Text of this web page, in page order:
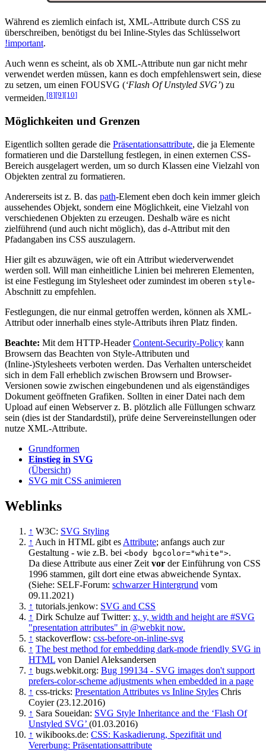
Während es ziemlich einfach ist, XML-Attribute durch CSS zu
überschreiben, benötigst du bei Inline-Styles das Schlüsselwort
!important.
Auch wenn es scheint, als ob XML-Attribute nun gar nicht mehr
verwendet werden müssen, kann es doch empfehlenswert sein, diese
zu setzen, um einen FOUSVG (‘Flash Of Unstyled SVG’) zu
vermeiden.[8][9][10]
Möglichkeiten und Grenzen
Eigentlich sollten gerade die Präsentationsattribute, die ja Elemente
formatieren und die Darstellung festlegen, in einen externen CSS-
Bereich ausgelagert werden, um so durch Klassen eine Vielzahl von
Objekten zentral zu formatieren.
Andererseits ist z. B. das path-Element eben doch kein immer gleich
aussehendes Objekt, sondern eine Möglichkeit, eine Vielzahl von
verschiedenen Objekten zu erzeugen. Deshalb wäre es nicht
zielführend (und auch nicht möglich), das d-Attribut mit den
Pfadangaben ins CSS auszulagern.
Hier gilt es abzuwägen, wie oft ein Attribut wiederverwendet
werden soll. Will man einheitliche Linien bei mehreren Elementen,
ist eine Festlegung im Stylesheet oder zumindest im oberen style-
Abschnitt zu empfehlen.
Festlegungen, die nur einmal getroffen werden, können als XML-
Attribut oder innerhalb eines style-Attributs ihren Platz finden.
Beachte: Mit dem HTTP-HeaderContent-Security-Policy kann
Browsern das Beachten von Style-Attributen und
(Inline-)Stylesheets verboten werden. Das Verhalten unterscheidet
sich in dem Fall erheblich zwischen Browsern und Browser-
Versionen sowie zwischen eingebundenen und als eigenständiges
Dokument geöffneten Grafiken. Sollten in einer Datei nach dem
Upload auf einen Webserver z. B. plötzlich alle Füllungen schwarz
sein (dies ist der Standardstil), prüfe deine Servereinstellungen oder
nutze XML-Attribute.
Grundformen
Einstieg in SVG
(Übersicht)
SVG mit CSS animieren
Weblinks
↑ W3C: SVG Styling
↑ Auch in HTML gibt es Attribute; anfangs auch zur
Gestaltung - wie z.B. bei <body bgcolor="white">.
Da diese Attribute aus einer Zeit vor der Einführung von CSS
1996 stammen, gilt dort eine etwas abweichende Syntax.
(Siehe: SELF-Forum: schwarzer Hintergrund vom
09.11.2021)
↑ tutorials.jenkow: SVG and CSS
↑ Dirk Schulze auf Twitter: x, y, width and height are #SVG
"presentation attributes" in @webkit now.
↑ stackoverflow: css-before-on-inline-svg
↑ The best method for embedding dark-mode friendly SVG in
HTML von Daniel Aleksandersen
↑ bugs.webkit.org: Bug 199134 - SVG images don't support
prefers-color-scheme adjustments when embedded in a page
↑ css-tricks: Presentation Attributes vs Inline Styles Chris
Coyier (23.12.2016)
↑ Sara Soueidan: SVG Style Inheritance and the ‘Flash Of
Unstyled SVG’ (01.03.2016)
↑ wikibooks.de: CSS: Kaskadierung, Spezifität und
Vererbung: Präsentationsattribute